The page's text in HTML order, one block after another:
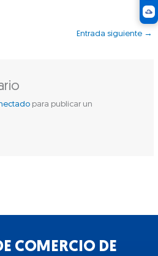
Entrada siguiente →
para publicar un
COMERCIO DE